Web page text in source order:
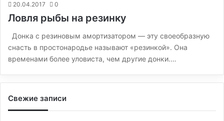
20.04.2017 0
Ловля рыбы на резинку
Донка с резиновым амортизатором — эту своеобразную
снасть в простонародье называют «резинкой». Она
временами более уловиста, чем другие донки.…
Свежие записи